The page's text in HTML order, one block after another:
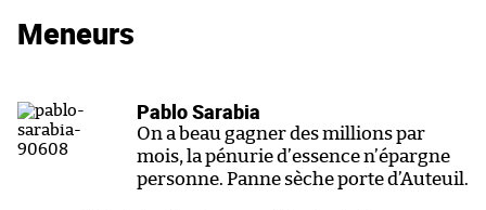
Meneurs
Pablo Sarabia
On a beau gagner des millions par
mois, la pénurie d’essence n’épargne
personne. Panne sèche porte d’Auteuil.